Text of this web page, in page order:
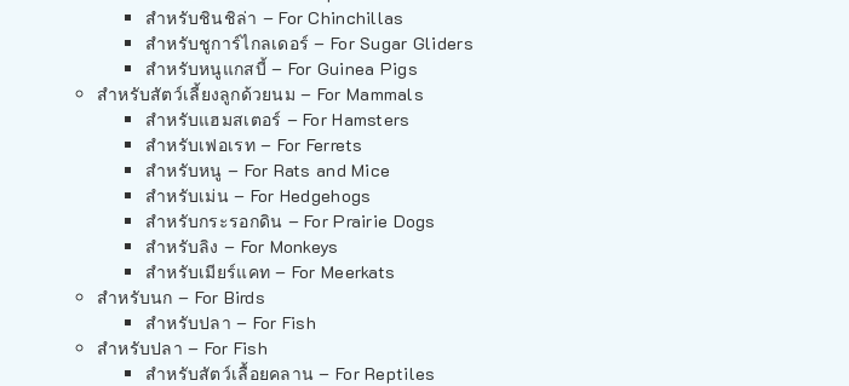
สำหรับชินชิล่า – For Chinchillas
สำหรับชูการ์ไกลเดอร์ – For Sugar Gliders
สำหรับหนูแกสบี้ – For Guinea Pigs
สำหรับสัตว์เลี้ยงลูกด้วยนม – For Mammals
สำหรับแฮมสเตอร์ – For Hamsters
สำหรับเฟอเรท – For Ferrets
สำหรับหนู – For Rats and Mice
สำหรับเม่น – For Hedgehogs
สำหรับกระรอกดิน – For Prairie Dogs
สำหรับลิง – For Monkeys
สำหรับเมียร์แคท – For Meerkats
สำหรับนก – For Birds
สำหรับปลา – For Fish
สำหรับปลา – For Fish
สำหรับสัตว์เลื้อยคลาน – For Reptiles